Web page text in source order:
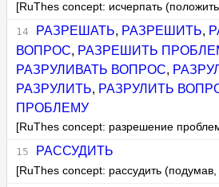
[RuThes concept: исчерпать
РАЗРЕШАТЬ, РАЗРЕШИТЬ,
ВОПРОС, РАЗРЕШИТЬ
РАЗРУЛИВАТЬ ВОПРОС,
РАЗРУЛИТЬ, РАЗРУЛИТЬ
ПРОБЛЕМУ
[RuThes concept: разрешение
РАССУДИТЬ
[RuThes concept: рассудить